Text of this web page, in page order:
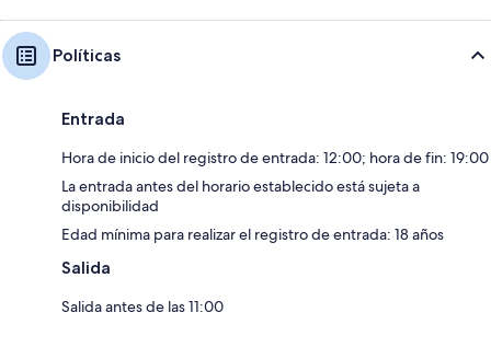
Políticas
Entrada
Hora de inicio del registro de entrada: 12:00; hora de fin: 19:00
La entrada antes del horario establecido está sujeta a
disponibilidad
Edad mínima para realizar el registro de entrada: 18 años
Salida
Salida antes de las 11:00